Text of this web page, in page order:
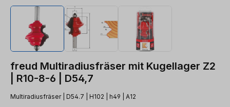
freud Multiradiusfräser mit Kugellager Z2
| R10-8-6 | D54,7
Multiradiusfräser | D54.7 | H102 | h49 | A12